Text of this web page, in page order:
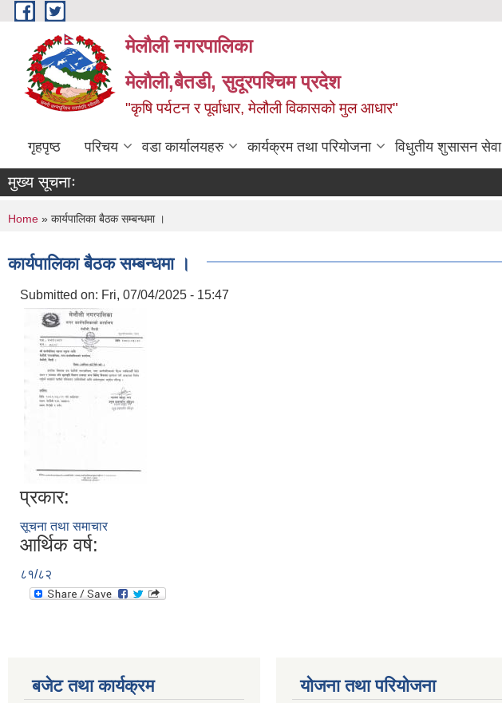
Skip to main content
मेलौली नगरपालिका
मेलौली,बैतडी, सुदूरपश्‍चिम प्रदेश
"कृषि पर्यटन र पूर्वाधार, मेलौली विकासको मुल आधार"
गृहपृष्ठ परिचय वडा कार्यालयहरु कार्यक्रम तथा परियोजना विधुतीय शुसासन सेवा
मुख्य सूचनाः
You are here
Home » कार्यपालिका बैठक सम्बन्धमा ।
कार्यपालिका बैठक सम्बन्धमा ।
Submitted on: Fri, 07/04/2025 - 15:47
प्रकार:
सूचना तथा समाचार
आर्थिक वर्ष:
८१/८२
बजेट तथा कार्यक्रम योजना तथा परियोजना